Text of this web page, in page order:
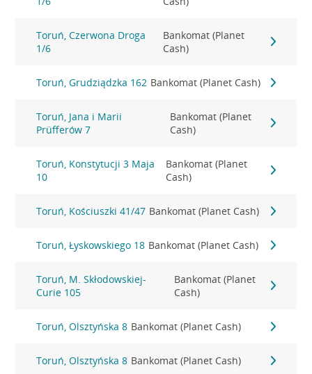
Toruń, Czerwona Droga
1/6
Bankomat (Planet
Cash)
Toruń, Grudziądzka 162 Bankomat (Planet Cash)
Toruń, Jana i Marii
Prüfferów 7
Bankomat (Planet
Cash)
Toruń, Konstytucji 3 Maja
10
Bankomat (Planet
Cash)
Toruń, Kościuszki 41/47 Bankomat (Planet Cash)
Toruń, Łyskowskiego 18 Bankomat (Planet Cash)
Toruń, M. Skłodowskiej-
Curie 105
Bankomat (Planet
Cash)
Toruń, Olsztyńska 8 Bankomat (Planet Cash)
Toruń, Olsztyńska 8 Bankomat (Planet Cash)